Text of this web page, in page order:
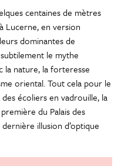
centaines de mètres
Lucerne, en version
dominantes de
le mythe
la nature, la forteresse
oriental. Tout cela pour le
écoliers en vadrouille, la
du Palais des
illusion d’optique